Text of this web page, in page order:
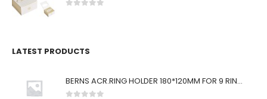
LATEST PRODUCTS
BERNS ACR.RING HOLDER 180*120MM FOR 9 RINGS